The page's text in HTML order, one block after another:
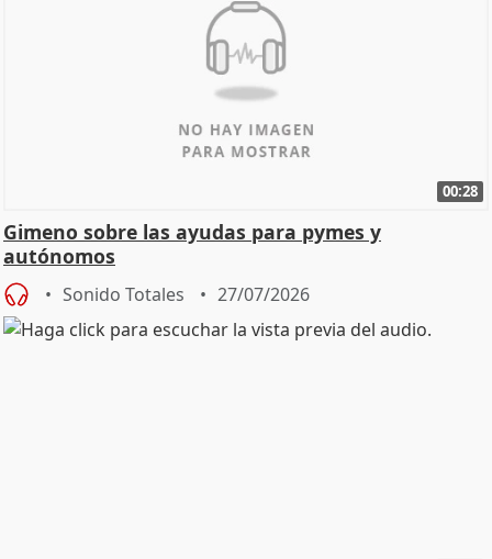
00:28
Gimeno sobre las ayudas para pymes y
autónomos
Sonido Totales 27/07/2026